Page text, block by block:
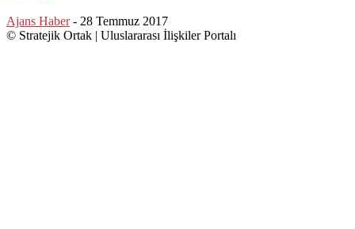
Ajans Haber - 28 Temmuz 2017
© Stratejik Ortak | Uluslararası İlişkiler Portalı